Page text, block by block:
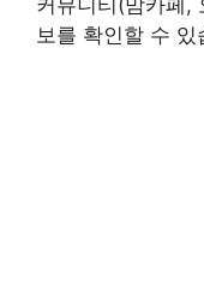
보를 확인할 수 있